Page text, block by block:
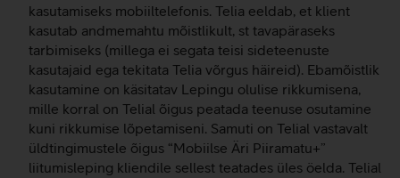
kasutamiseks mobiiltelefonis. Telia eeldab, et klient
kasutab andmemahtu mõistlikult, st tavapäraseks
tarbimiseks (millega ei segata teisi sideteenuste
kasutajaid ega tekitata Telia võrgus häireid). Ebamõistlik
kasutamine on käsitatav Lepingu olulise rikkumisena,
mille korral on Telial õigus peatada teenuse osutamine
kuni rikkumise lõpetamiseni. Samuti on Telial vastavalt
üldtingimustele õigus “Mobiilse Äri Piiramatu+”
liitumisleping kliendile sellest teatades üles öelda. Telial